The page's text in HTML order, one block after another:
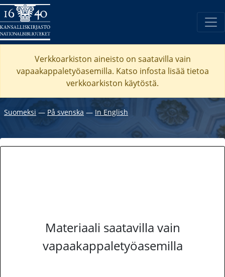
Verkkoarkiston aineisto on saatavilla vain
vapaakappaletyöasemilla. Katso infosta lisää tietoa
verkkoarkiston käytöstä.
Suomeksi ― På svenska ― In English
Materiaali saatavilla vain
vapaakappaletyöasemilla